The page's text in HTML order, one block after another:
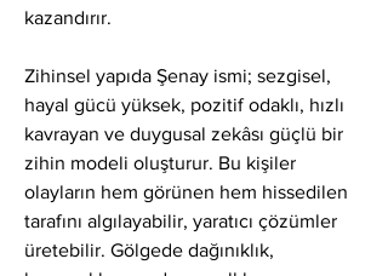
kazandırır.
Zihinsel yapıda Şenay ismi; sezgisel,
hayal gücü yüksek, pozitif odaklı, hızlı
kavrayan ve duygusal zekâsı güçlü bir
zihin modeli oluşturur. Bu kişiler
olayların hem görünen hem hissedilen
tarafını algılayabilir, yaratıcı çözümler
üretebilir. Gölgede dağınıklık,